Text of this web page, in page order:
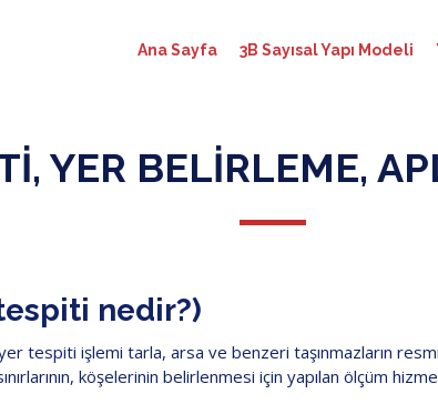
Ana Sayfa 3B Sayısal Yapı Modeli
YER BELIRLEME,
nedir?)
tespiti işlemi tarla, arsa ve benzeri taşınmazların
köşelerinin belirlenmesi için yapılan ölçüm